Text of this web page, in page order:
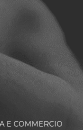
E COMMERCIO